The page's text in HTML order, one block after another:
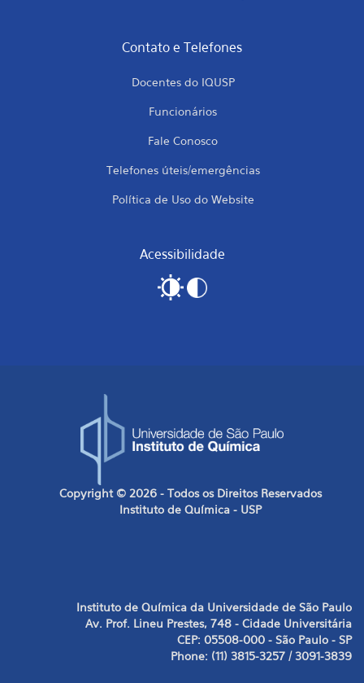
Contato e Telefones
Docentes do IQUSP
Funcionários
Fale Conosco
Telefones úteis/emergências
Política de Uso do Website
Acessibilidade
Copyright © 2026 - Todos os Direitos Reservados
Instituto de Química - USP
Instituto de Química da Universidade de São Paulo
Av. Prof. Lineu Prestes, 748 - Cidade Universitária
CEP: 05508-000 - São Paulo - SP
Phone: (11) 3815-3257 / 3091-3839